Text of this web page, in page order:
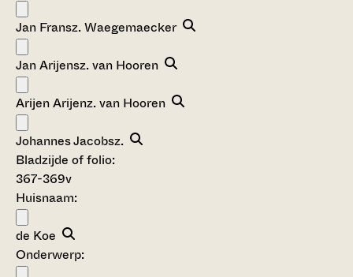
Jan Fransz. Waegemaecker
Jan Arijensz. van Hooren
Arijen Arijenz. van Hooren
Johannes Jacobsz.
Bladzijde of folio:
367-369v
Huisnaam:
de Koe
Onderwerp: